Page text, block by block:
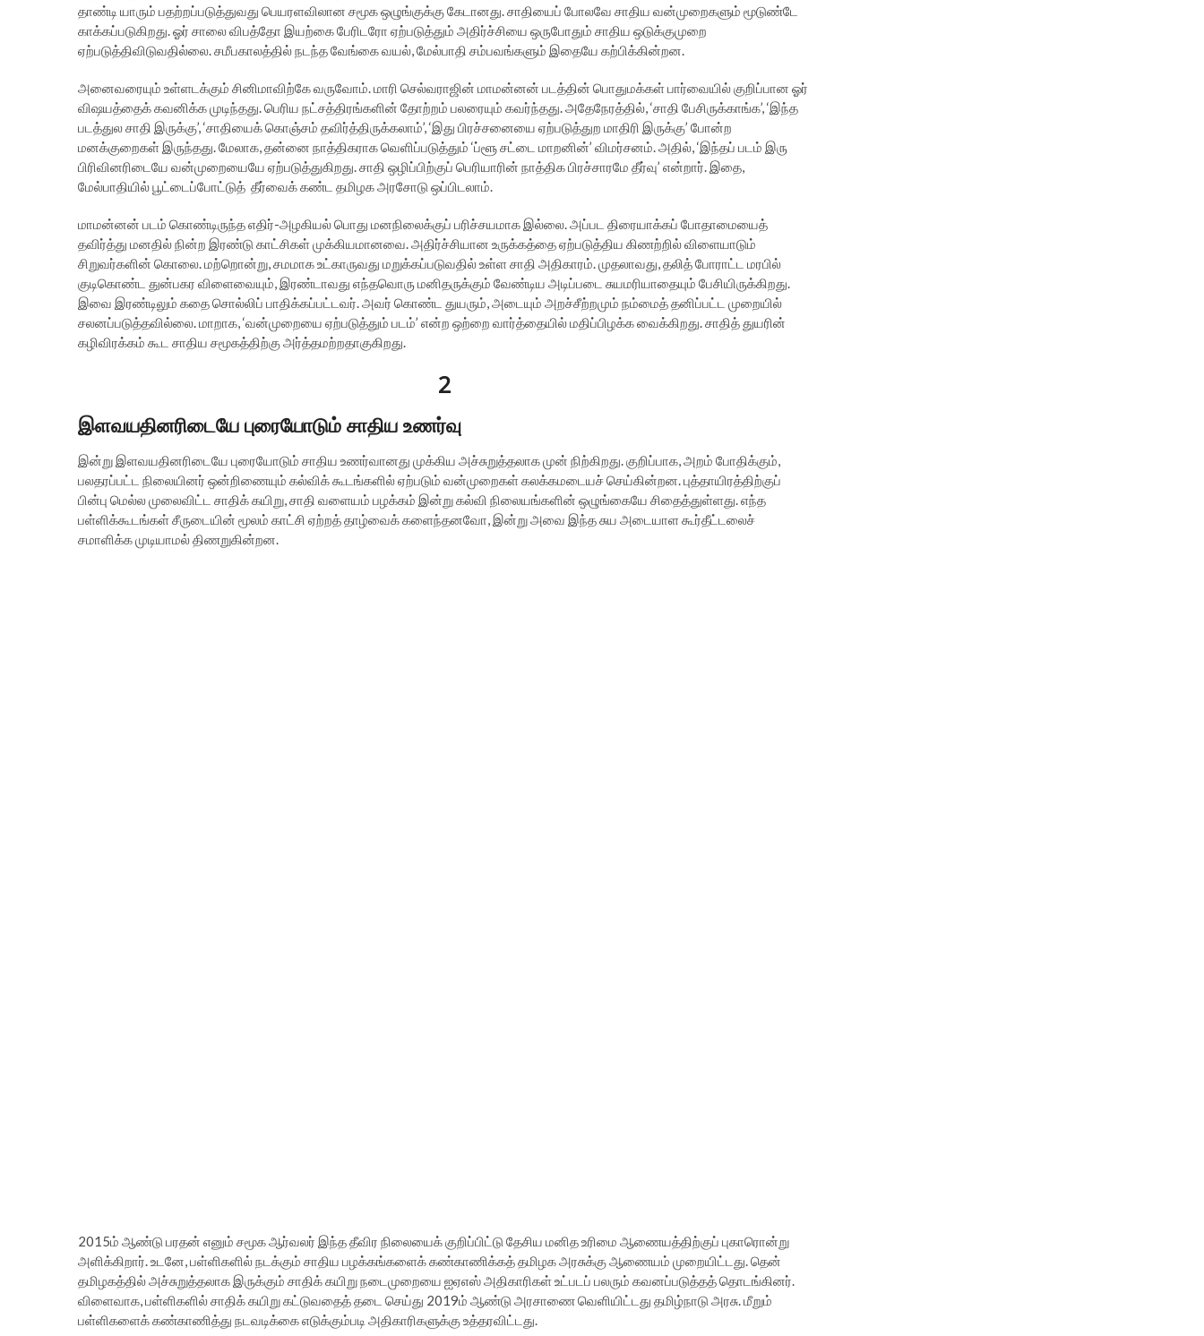
தாண்டி யாரும் பதற்றப்படுத்துவது பெயரளவிலான சமூக ஒழுங்குக்கு கேடானது. சாதியைப் போலவே சாதிய வன்முறைகளும் மூடுண்டே
காக்கப்படுகிறது. ஓர் சாலை விபத்தோ இயற்கை பேரிடரோ ஏற்படுத்தும் அதிர்ச்சியை ஒருபோதும் சாதிய ஒடுக்குமுறை
ஏற்படுத்திவிடுவதில்லை. சமீபகாலத்தில் நடந்த வேங்கை வயல், மேல்பாதி சம்பவங்களும் இதையே கற்பிக்கின்றன.
அனைவரையும் உள்ளடக்கும் சினிமாவிற்கே வருவோம். மாரி செல்வராஜின் மாமன்னன் படத்தின் பொதுமக்கள் பார்வையில் குறிப்பான ஓர்
விஷயத்தைக் கவனிக்க முடிந்தது. பெரிய நட்சத்திரங்களின் தோற்றம் பலரையும் கவர்ந்தது. அதேநேரத்தில், ‘சாதி பேசிருக்காங்க’, ‘இந்த
படத்துல சாதி இருக்கு’, ‘சாதியைக் கொஞ்சம் தவிர்த்திருக்கலாம்’, ‘இது பிரச்சனையை ஏற்படுத்துற மாதிரி இருக்கு’ போன்ற
மனக்குறைகள் இருந்தது. மேலாக, தன்னை நாத்திகராக வெளிப்படுத்தும் ‘ப்ளூ சட்டை மாறனின்’ விமர்சனம். அதில், ‘இந்தப் படம் இரு
பிரிவினரிடையே வன்முறையையே ஏற்படுத்துகிறது. சாதி ஒழிப்பிற்குப் பெரியாரின் நாத்திக பிரச்சாரமே தீர்வு’ என்றார். இதை,
மேல்பாதியில் பூட்டைப்போட்டுத் தீர்வைக் கண்ட தமிழக அரசோடு ஒப்பிடலாம்.
மாமன்னன் படம் கொண்டிருந்த எதிர்-அழகியல் பொது மனநிலைக்குப் பரிச்சயமாக இல்லை. அப்பட திரையாக்கப் போதாமையைத்
தவிர்த்து மனதில் நின்ற இரண்டு காட்சிகள் முக்கியமானவை. அதிர்ச்சியான உருக்கத்தை ஏற்படுத்திய கிணற்றில் விளையாடும்
சிறுவர்களின் கொலை. மற்றொன்று, சமமாக உட்காருவது மறுக்கப்படுவதில் உள்ள சாதி அதிகாரம். முதலாவது, தலித் போராட்ட மரபில்
குடிகொண்ட துன்பகர விளைவையும், இரண்டாவது எந்தவொரு மனிதருக்கும் வேண்டிய அடிப்படை சுயமரியாதையும் பேசியிருக்கிறது.
இவை இரண்டிலும் கதை சொல்லிப் பாதிக்கப்பட்டவர். அவர் கொண்ட துயரும், அடையும் அறச்சீற்றமும் நம்மைத் தனிப்பட்ட முறையில்
சலனப்படுத்தவில்லை. மாறாக, ‘வன்முறையை ஏற்படுத்தும் படம்’ என்ற ஒற்றை வார்த்தையில் மதிப்பிழக்க வைக்கிறது. சாதித் துயரின்
கழிவிரக்கம் கூட சாதிய சமூகத்திற்கு அர்த்தமற்றதாகுகிறது.
2
இளவயதினரிடையே புரையோடும் சாதிய உணர்வு
இன்று இளவயதினரிடையே புரையோடும் சாதிய உணர்வானது முக்கிய அச்சுறுத்தலாக முன் நிற்கிறது. குறிப்பாக, அறம் போதிக்கும்,
பலதரப்பட்ட நிலையினர் ஒன்றிணையும் கல்விக் கூடங்களில் ஏற்படும் வன்முறைகள் கலக்கமடையச் செய்கின்றன. புத்தாயிரத்திற்குப்
பின்பு மெல்ல முலைவிட்ட சாதிக் கயிறு, சாதி வளையம் பழக்கம் இன்று கல்வி நிலையங்களின் ஒழுங்கையே சிதைத்துள்ளது. எந்த
பள்ளிக்கூடங்கள் சீருடையின் மூலம் காட்சி ஏற்றத் தாழ்வைக் களைந்தனவோ, இன்று அவை இந்த சுய அடையாள கூர்தீட்டலைச்
சமாளிக்க முடியாமல் திணறுகின்றன.
2015ம் ஆண்டு பரதன் எனும் சமூக ஆர்வலர் இந்த தீவிர நிலையைக் குறிப்பிட்டு தேசிய மனித உரிமை ஆணையத்திற்குப் புகாரொன்று
அளிக்கிறார். உடனே, பள்ளிகளில் நடக்கும் சாதிய பழக்கங்களைக் கண்காணிக்கத் தமிழக அரசுக்கு ஆணையம் முறையிட்டது. தென்
தமிழகத்தில் அச்சுறுத்தலாக இருக்கும் சாதிக் கயிறு நடைமுறையை ஐஏஎஸ் அதிகாரிகள் உட்படப் பலரும் கவனப்படுத்தத் தொடங்கினர்.
விளைவாக, பள்ளிகளில் சாதிக் கயிறு கட்டுவதைத் தடை செய்து 2019ம் ஆண்டு அரசாணை வெளியிட்டது தமிழ்நாடு அரசு. மீறும்
பள்ளிகளைக் கண்காணித்து நடவடிக்கை எடுக்கும்படி அதிகாரிகளுக்கு உத்தரவிட்டது.